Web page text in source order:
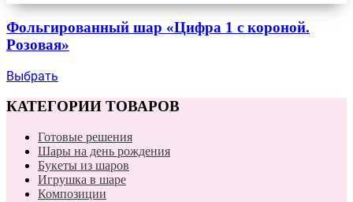
Фольгированный шар «Цифра 1 с короной.
Розовая»
Выбрать
КАТЕГОРИИ ТОВАРОВ
Готовые решения
Шары на день рождения
Букеты из шаров
Игрушка в шаре
Композиции